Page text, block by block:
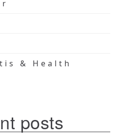
& Health
posts